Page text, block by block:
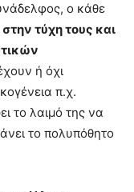
ο κάθε
τύχη τους και
ή όχι
π.χ.
το λαιμό της να
το πολυπόθητο